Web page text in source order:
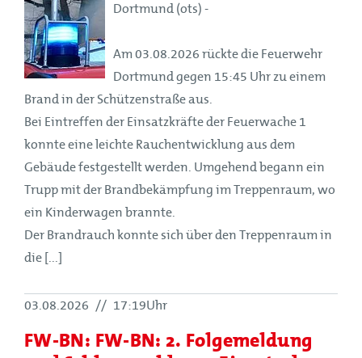
Dortmund (ots) -
Am 03.08.2026 rückte die Feuerwehr
Dortmund gegen 15:45 Uhr zu einem
Brand in der Schützenstraße aus.
Bei Eintreffen der Einsatzkräfte der Feuerwache 1
konnte eine leichte Rauchentwicklung aus dem
Gebäude festgestellt werden. Umgehend begann ein
Trupp mit der Brandbekämpfung im Treppenraum, wo
ein Kinderwagen brannte.
Der Brandrauch konnte sich über den Treppenraum in
die [...]
03.08.2026 // 17:19Uhr
FW-BN: FW-BN: 2. Folgemeldung